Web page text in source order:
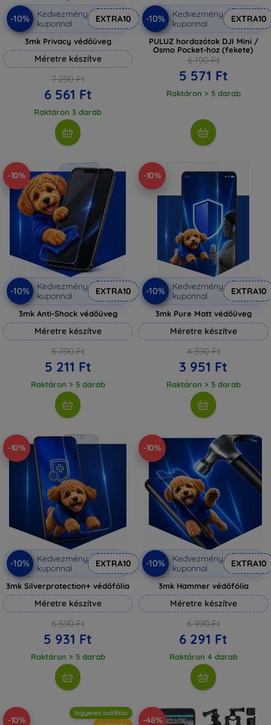
-10%
Kedvezmény
kuponnal
EXTRA10
3mk Privacy védőüveg
Méretre készítve
7 290 Ft
6 561 Ft
Raktáron 3 darab
-10%
Kedvezmény
kuponnal
EXTRA10
PULUZ hordozótok DJI Mini /
Osmo Pocket-hoz (fekete)
6 190 Ft
5 571 Ft
Raktáron > 5 darab
-10%
-10%
Kedvezmény
kuponnal
EXTRA10
3mk Anti-Shock védőüveg
Méretre készítve
5 790 Ft
5 211 Ft
Raktáron > 5 darab
-10%
-10%
Kedvezmény
kuponnal
EXTRA10
3mk Pure Matt védőüveg
Méretre készítve
4 390 Ft
3 951 Ft
Raktáron > 5 darab
-10%
-10%
Kedvezmény
kuponnal
EXTRA10
3mk Silverprotection+ védőfólia
Méretre készítve
6 590 Ft
5 931 Ft
Raktáron > 5 darab
-10%
-10%
Kedvezmény
kuponnal
EXTRA10
3mk Hammer védőfólia
Méretre készítve
6 990 Ft
6 291 Ft
Raktáron 4 darab
-10%
Ingyenes szállítás
-48%